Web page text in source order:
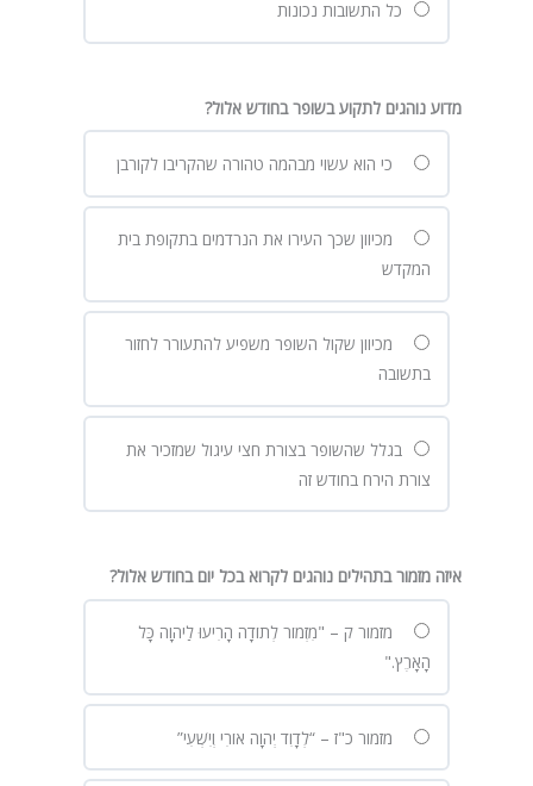
כל התשובות נכונות
מדוע נוהגים לתקוע בשופר בחודש אלול?
כי הוא עשוי מבהמה טהורה שהקריבו לקורבן
מכיוון שכך העירו את הנרדמים בתקופת בית
המקדש
מכיוון שקול השופר משפיע להתעורר לחזור
בתשובה
בגלל שהשופר בצורת חצי עיגול שמזכיר את
צורת הירח בחודש זה
איזה מזמור בתהילים נוהגים לקרוא בכל יום בחודש אלול?
מזמור ק – "מִזְמוֹר לְתוֹדָה הָרִיעוּ לַיהוָה כָּל
הָאָרֶץ."
מזמור כ"ז – “לְדָוִד יְהוָה אוֹרִי וְיִשְׁעִי”